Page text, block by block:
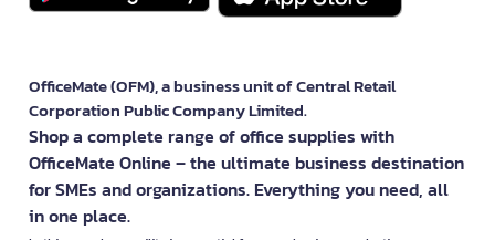
OfficeMate (OFM), a business unit of Central Retail
Corporation Public Company Limited.
Shop a complete range of office supplies with
OfficeMate Online – the ultimate business destination
for SMEs and organizations. Everything you need, all
in one place.